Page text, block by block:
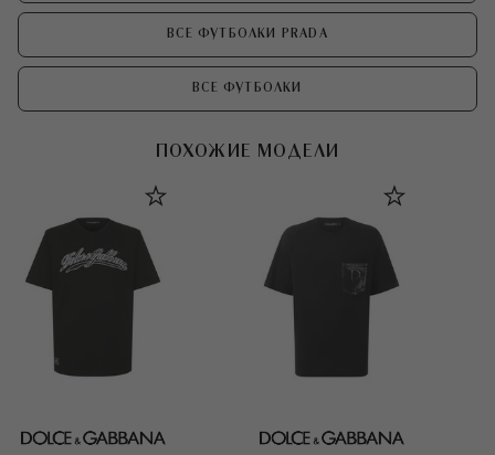
ВСЕ ФУТБОЛКИ PRADA
ВСЕ ФУТБОЛКИ
ПОХОЖИЕ МОДЕЛИ